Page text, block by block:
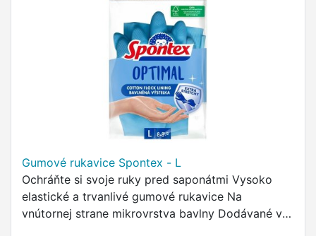
Gumové rukavice Spontex - L
Ochráňte si svoje ruky pred saponátmi Vysoko
elastické a trvanlivé gumové rukavice Na
vnútornej strane mikrovrstva bavlny Dodávané v